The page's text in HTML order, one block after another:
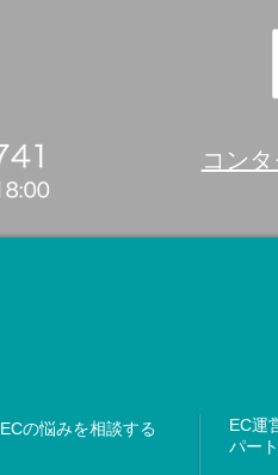
コン
ECの悩みを相談する
EC運
パー